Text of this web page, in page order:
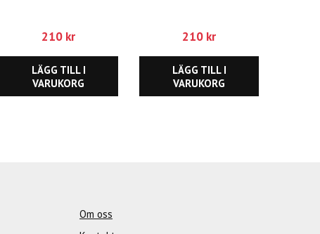
210 kr
LÄGG TILL I
VARUKORG
210 kr
LÄGG TILL I
VARUKORG
Om oss